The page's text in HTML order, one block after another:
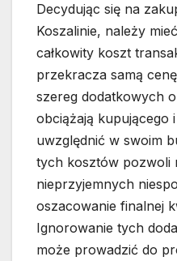
Decydując się na
Koszalinie, należy
całkowity koszt
przekracza samą
szereg dodatkowych
obciążają kupującego
uwzględnić w swoim
tych kosztów pozwoli
nieprzyjemnych
oszacowanie finalnej
Ignorowanie tych
może prowadzić do